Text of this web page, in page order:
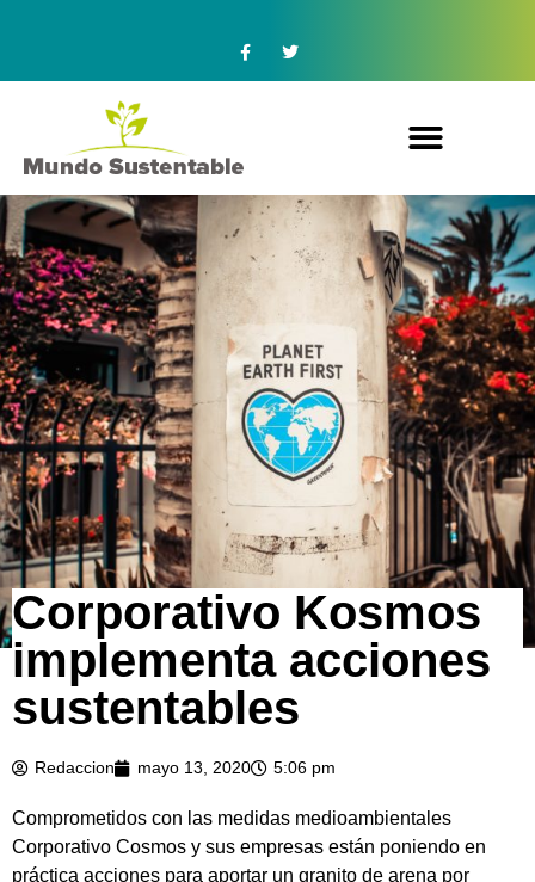
Corporativo Kosmos
implementa acciones
sustentables
Redaccion mayo 13, 2020 5:06 pm
Comprometidos con las medidas medioambientales
Corporativo Cosmos y sus empresas están poniendo en
práctica acciones para aportar un granito de arena por